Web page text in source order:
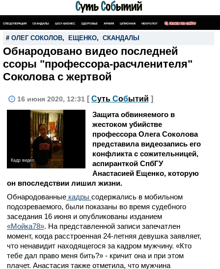
СПЕЦОПЕРАЦИЯ СКАНДАЛЫ ШОУ-БИЗНЕС ЗДОРОВЬЕ АРМИЯ ШПИОНАЖ НЕКРОЛОГ ПОИСК ПО САЙТУ
# ОЛЕГ СОКОЛОВ, ЕЩЕНКО, СКАНДАЛЫ
Обнародовано видео последней
ссоры "профессора-расчленителя"
Соколова с жертвой
16 июня 2020, 12:31 [ Суть Событий ]
Кадр видео
Защита обвиняемого в
жестоком убийстве
профессора Олега Соколова
представила видеозапись его
конфликта с сожительницей,
аспиранткой СпбГУ
Анастасией Ещенко, которую
он впоследствии лишил жизни.
Обнародованные кадры содержались в мобильном
подозреваемого, были показаны во время судебного
заседания 16 июня и опубликованы изданием
«Мойка78». На представленной записи запечатлен
момент, когда расстроенная 24-летняя девушка заявляет,
что ненавидит находящегося за кадром мужчину. «Кто
тебе дал право меня бить?» - кричит она и при этом
плачет. Анастасия также отметила, что мужчина